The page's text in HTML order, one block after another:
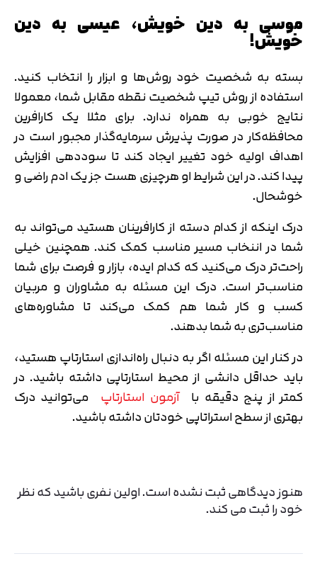
موسی به دین خویش، عیسی به دین
خویش!
بسته به شخصیت خود روش‌ها و ابزار را انتخاب کنید.
استفاده از روش تیپ شخصیت نقطه مقابل شما، معمولا
نتایج خوبی به همراه ندارد. برای مثلا یک کارافرین
محافظه‌کار در صورت پذیرش سرمایه‌گذار مجبور است در
اهداف اولیه خود تغییر ایجاد کند تا سوددهی افزایش
پیدا کند. در این شرایط او هرچیزی هست جز یک ادم راضی و
خوشحال.
درک اینکه از کدام دسته از کارافرینان هستید می‌تواند به
شما در اننخاب مسیر مناسب کمک کند. همچنین خیلی
راحت‌تر درک می‌کنید که کدام ایده، بازار و فرصت برای شما
مناسب‌تر است. درک این مسئله به مشاوران و مربیان
کسب و کار شما هم کمک می‌کند تا مشاوره‌های
مناسب‌تری به شما بدهند.
در کنار این مسئله اگر به دنبال راه‌اندازی استارتاپ هستید،
باید حداقل دانشی از محیط استارتاپی داشته باشید. در
کمتر از پنج دقیقه باآزمون استارتاپ می‌توانید درک
بهتری از سطح استراتاپی خودتان داشته باشید.
هنوز دیدگاهی ثبت نشده است. اولین نفری باشید که نظر
خود را ثبت می کند.